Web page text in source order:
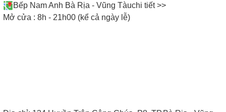
Vui lòng khách đến - Vừa lòng khách đi
Bếp Nam Anh Bà Rịa - Vũng Tàuchi tiết >>
Mở cửa : 8h - 21h00 (kể cả ngày lễ)